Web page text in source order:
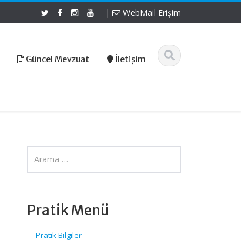
| WebMail Erişim
Güncel Mevzuat İletişim
Pratik Menü
Pratik Bilgiler